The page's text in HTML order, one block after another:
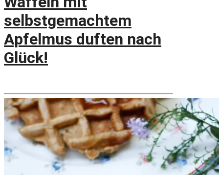
selbstgemachtem
Apfelmus duften nach
Glück!